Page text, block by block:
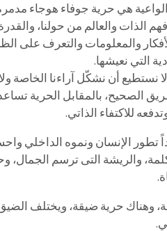
هي حرية جوفاء هوجاء مدمرة
الذات والعالم من حولنا،
والمعلومات والتعرف على
التي نعيشها.
نستطيع أن نشكّل آراءنا الخاصة
الصحيح، بالمقابل الحرية
للاكتفاء الذاتي.
تطور الإنسان ونموه الداخلي
والريشة التى ترسم
وهناك حرية ضيقة، ويختلف